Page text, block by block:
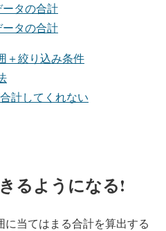
ータの合計
ータの合計
＋絞り込み条件
計してくれない
るようになる!
に当てはまる合計を算出する